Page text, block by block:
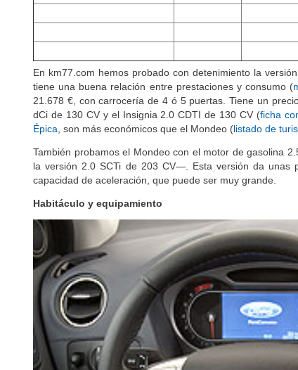
2.0 SCTi
203 CV
En km77.com hemos probado con detenimiento la
tiene una buena relación entre prestaciones y consumo (
21.678 €, con carrocería de 4 ó 5 puertas. Tiene un
dCi de 130 CV y el Insignia 2.0 CDTI de 130 CV (ficha
También probamos el Mondeo con el motor de gasolina
la versión 2.0 SCTi de 203 CV—. Esta versión da unas